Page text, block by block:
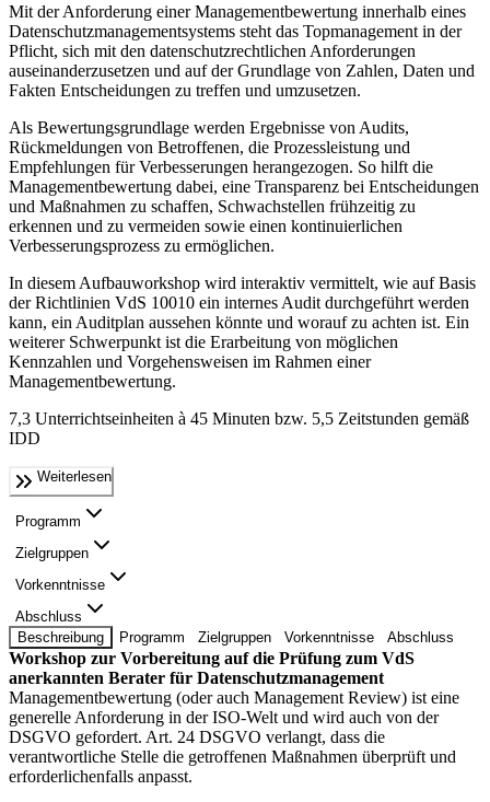
Mit der Anforderung einer Managementbewertung innerhalb eines
Datenschutzmanagementsystems steht das Topmanagement in der
Pflicht, sich mit den datenschutzrechtlichen Anforderungen
auseinanderzusetzen und auf der Grundlage von Zahlen, Daten und
Fakten Entscheidungen zu treffen und umzusetzen.
Als Bewertungsgrundlage werden Ergebnisse von Audits,
Rückmeldungen von Betroffenen, die Prozessleistung und
Empfehlungen für Verbesserungen herangezogen. So hilft die
Managementbewertung dabei, eine Transparenz bei Entscheidungen
und Maßnahmen zu schaffen, Schwachstellen frühzeitig zu
erkennen und zu vermeiden sowie einen kontinuierlichen
Verbesserungsprozess zu ermöglichen.
In diesem Aufbauworkshop wird interaktiv vermittelt, wie auf Basis
der Richtlinien VdS 10010 ein internes Audit durchgeführt werden
kann, ein Auditplan aussehen könnte und worauf zu achten ist. Ein
weiterer Schwerpunkt ist die Erarbeitung von möglichen
Kennzahlen und Vorgehensweisen im Rahmen einer
Managementbewertung.
7,3 Unterrichtseinheiten à 45 Minuten bzw. 5,5 Zeitstunden gemäß
IDD
Weiterlesen
Programm
Zielgruppen
Vorkenntnisse
Abschluss
Beschreibung
Programm Zielgruppen Vorkenntnisse Abschluss
Workshop zur Vorbereitung auf die Prüfung zum VdS
anerkannten Berater für Datenschutzmanagement
Managementbewertung (oder auch Management Review) ist eine
generelle Anforderung in der ISO-Welt und wird auch von der
DSGVO gefordert. Art. 24 DSGVO verlangt, dass die
verantwortliche Stelle die getroffenen Maßnahmen überprüft und
erforderlichenfalls anpasst.